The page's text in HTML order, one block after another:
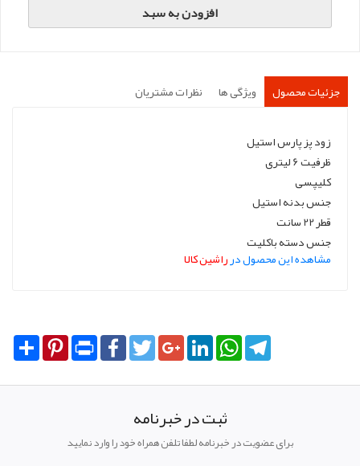
افزودن به سبد
جزئیات محصول ویژگی ها نظرات مشتریان
زود پز پارس استیل
ظرفیت 6 لیتری
کلیپسی
جنس بدنه استیل
قطر 22 سانت
جنس دسته باکلیت
مشاهده این محصول درراشین کالا
Share PinterestPrint FacebookTwitterGoogle+LinkedInWhatsApp
ثبت در خبرنامه
برای عضویت در خبرنامه لطفا تلفن همراه خود را وارد نمایید